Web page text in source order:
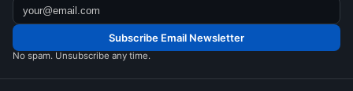
Subscribe Email Newsletter
No spam. Unsubscribe any time.